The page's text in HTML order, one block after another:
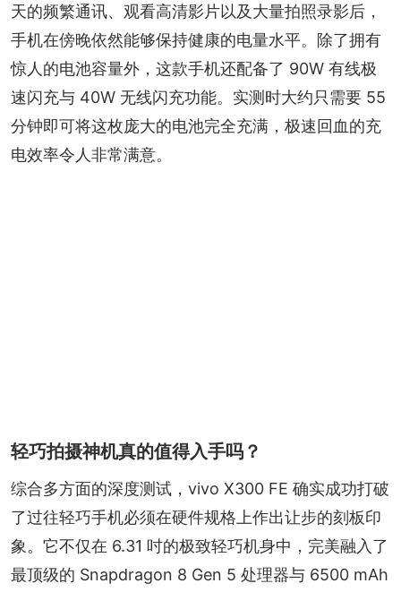
天的频繁通讯、观看高清影片以及大量拍照录影后，
手机在傍晚依然能够保持健康的电量水平。除了拥有
惊人的电池容量外，这款手机还配备了 90W 有线极
速闪充与 40W 无线闪充功能。实测时大约只需要 55
分钟即可将这枚庞大的电池完全充满，极速回血的充
电效率令人非常满意。
轻巧拍摄神机真的值得入手吗？
综合多方面的深度测试，vivo X300 FE 确实成功打破
了过往轻巧手机必须在硬件规格上作出让步的刻板印
象。它不仅在 6.31 吋的极致轻巧机身中，完美融入了
最顶级的 Snapdragon 8 Gen 5 处理器与 6500 mAh